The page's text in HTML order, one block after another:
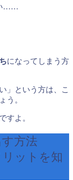
……
になってしまう方
」という方は、こ
う。
すよ。
方法
ットを知